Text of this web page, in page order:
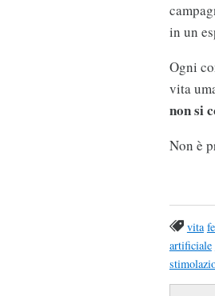
in un
Ogni
vita
non si
Non è
vita
artificiale